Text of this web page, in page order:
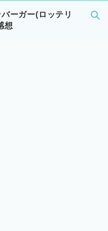
ーガー(ロッテリ
想